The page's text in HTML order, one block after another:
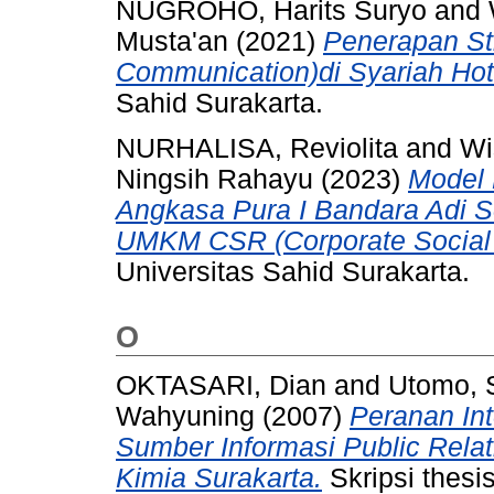
NUGROHO, Harits Suryo and
Musta'an (2021) Penerapan
Communication)di Syariah
Sahid Surakarta.
NURHALISA, Reviolita and
Ningsih Rahayu (2023) Model
Angkasa Pura I Bandara Adi
UMKM CSR (Corporate
Universitas Sahid Surakarta.
O
OKTASARI, Dian and Utomo,
Wahyuning (2007) Peranan
Sumber Informasi Public
Kimia Surakarta. Skripsi